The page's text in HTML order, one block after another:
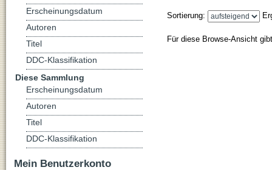
Sortierung:
Für diese Browse-Ansicht
Erscheinungsdatum
Autoren
Titel
DDC-Klassifikation
Diese Sammlung
Erscheinungsdatum
Autoren
Titel
DDC-Klassifikation
Mein Benutzerkonto